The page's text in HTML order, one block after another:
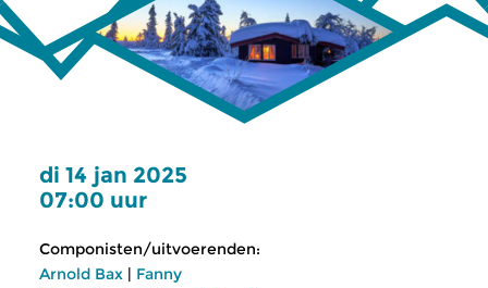
di 14 jan 2025
07:00 uur
Componisten/uitvoerenden:
Arnold Bax | Fanny